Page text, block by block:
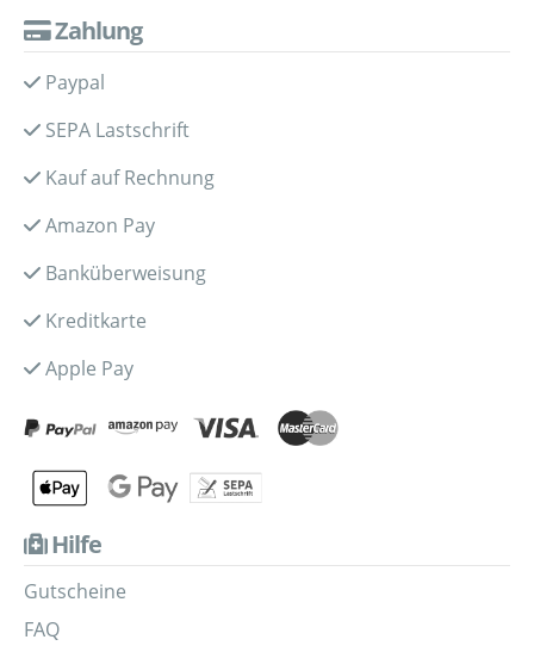
Zahlung
Paypal
SEPA Lastschrift
Kauf auf Rechnung
Amazon Pay
Banküberweisung
Kreditkarte
Apple Pay
Hilfe
Gutscheine
FAQ